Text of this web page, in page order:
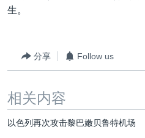
GEN Z 看美国
生。
分享 Follow us
相关内容
以色列再次攻击黎巴嫩贝鲁特机场